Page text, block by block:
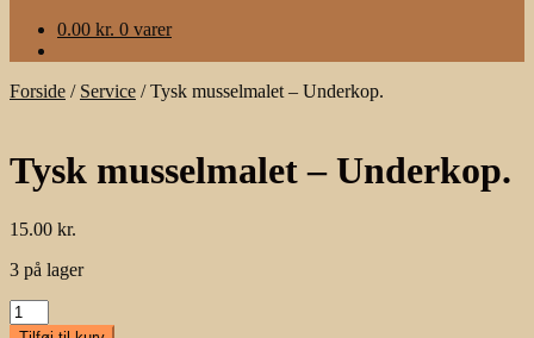
0.00 kr. 0 varer
Forside / Service /Tysk musselmalet – Underkop.
Tysk musselmalet – Underkop.
15.00 kr.
3 på lager
Tysk
musselmalet